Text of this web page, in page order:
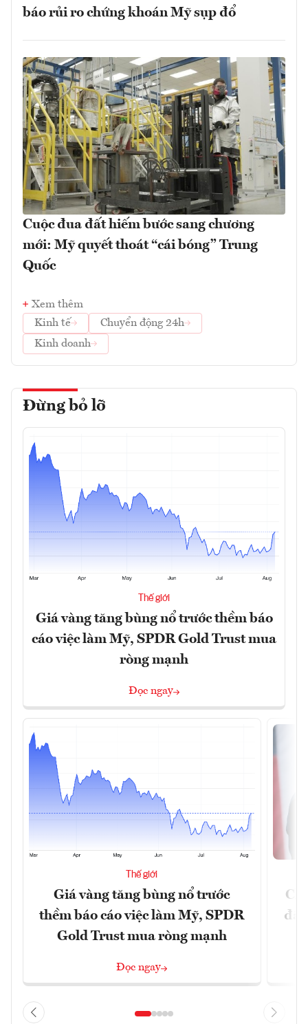
báo rủi ro chứng khoán Mỹ sụp đổ
Cuộc đua đất hiếm bước sang chương
mới: Mỹ quyết thoát “cái bóng” Trung
Quốc
Xem thêm
Kinh tế
Chuyển động 24h
Kinh doanh
Đừng bỏ lỡ
Thế giới
Giá vàng tăng bùng nổ trước thềm báo
cáo việc làm Mỹ, SPDR Gold Trust mua
ròng mạnh
Đọc ngay
Thế giới
Giá vàng tăng bùng nổ trước
thềm báo cáo việc làm Mỹ, SPDR
Gold Trust mua ròng mạnh
Đọc ngay
đã